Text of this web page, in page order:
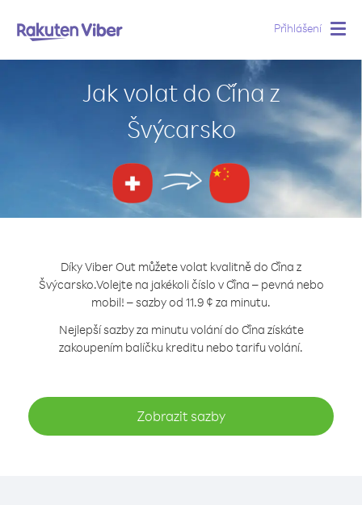
Přihlášení
Jak volat do Čína z
Švýcarsko
Díky Viber Out můžete volat kvalitně do Čína z
Švýcarsko.Volejte na jakékoli číslo v Čína – pevná nebo
mobil! – sazby od 11.9 ¢ za minutu.
Nejlepší sazby za minutu volání do Čína získáte
zakoupením balíčku kreditu nebo tarifu volání.
Zobrazit sazby